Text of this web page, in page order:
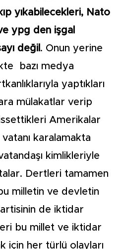
yıkabilecekleri, Nato
ypg den işgal
değil . Onun yerine
bazı medya
yaptıkları
mülakatlar verip
Amerikalar
karalamakta
kimlikleriyle
Dertleri tamamen
milletin ve devletin
de iktidar
bu millet ve iktidar
için her türlü olayları